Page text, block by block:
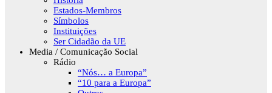
Estados-Membros
Símbolos
Instituições
Ser Cidadão da UE
Media / Comunicação Social
Rádio
“Nós… a Europa”
“10 para a Europa”